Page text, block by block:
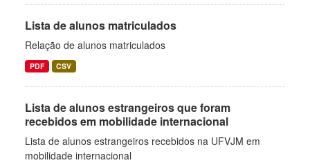
Lista de alunos matriculados
Relação de alunos matriculados
PDF CSV
Lista de alunos estrangeiros que foram
recebidos em mobilidade internacional
Lista de alunos estrangeiros recebidos na UFVJM em
mobilidade internacional